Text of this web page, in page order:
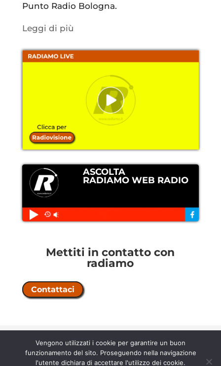
Punto Radio Bologna.
Leggi di più
ASCOLTA
RADIAMO WEB RADIO
Mettiti in contatto con
radiamo
Contattaci
n° 202500000067 |
contratto 58/5/21
Privacy Policy-Cookie Policy
Vengono utilizzati i cookie per garantire un buon
funzionamento del sito. Proseguendo nella navigazione
l'utente dichiara di accettare l'utilizzo dei cookie.